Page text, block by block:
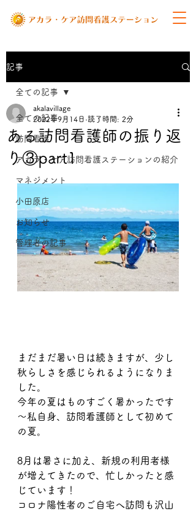
記事
全ての記事
訪問看護
アカラ・ケア訪問看護ステーションの紹介
マネジメント
小田原店
お知らせ
管理者の記事
全ての記事
ある訪問看護師の振り返
り③part1
akalavillage
2022年9月14日 読了時間: 2分
まだまだ暑い日は続きますが、少し
秋らしさを感じられるようになりま
した。
今年の夏はものすごく暑かったです
～私自身、訪問看護師として初めて
の夏。
8月は暑さに加え、新規の利用者様
が増えてきたので、忙しかったと感
じています！
コロナ陽性者のご自宅へ訪問も沢山